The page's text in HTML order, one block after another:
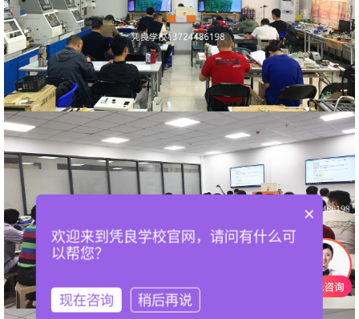
×
欢迎来到凭良学校官网，请问有什么可
以帮您？
现在咨询 稍后再说